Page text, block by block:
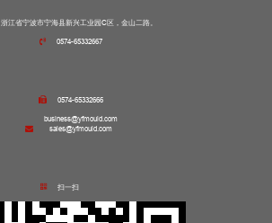
浙江省宁波市宁海县新兴工业园C区，金山二路。
0574-65332667
0574-65332666
business@yfmould.com
sales@yfmould.com
扫一扫